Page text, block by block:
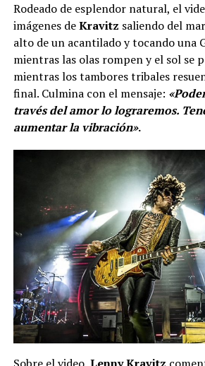
Rodeado de esplendor natural, el
imágenes deKravitz saliendo del
alto de un acantilado y tocando una
mientras las olas rompen y el sol se
mientras los tambores tribales
final. Culmina con el mensaje:
través del amor lo lograremos.
aumentar la vibración».